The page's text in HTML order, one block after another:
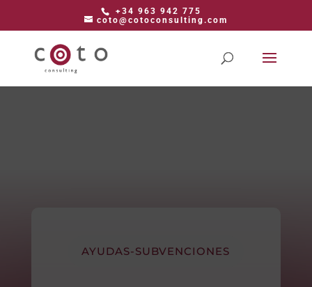
+34 963 942 775
coto@cotoconsulting.com
AYUDAS-SUBVENCIONES